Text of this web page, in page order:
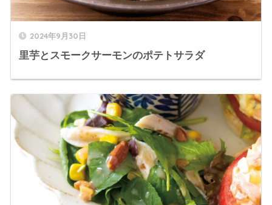
2024年9月30日
里芋とスモークサーモンのポテトサラダ